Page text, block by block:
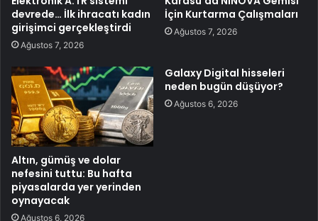
devrede… İlk ihracatı kadın
girişimci gerçekleştirdi
Ağustos 7, 2026
İçin Kurtarma Çalışmaları
Ağustos 7, 2026
Altın, gümüş ve dolar
nefesini tuttu: Bu hafta
piyasalarda yer yerinden
oynayacak
Ağustos 6, 2026
Galaxy Digital hisseleri
neden bugün düşüyor?
Ağustos 6, 2026